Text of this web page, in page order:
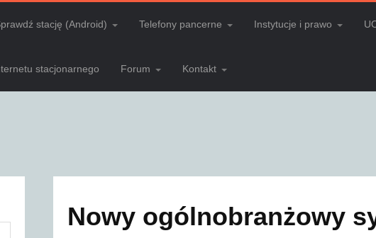
stację (Android) Telefony pancerne Instytucje i prawo
stacjonarnego Forum Kontakt
Nowy ogólnobranżowy